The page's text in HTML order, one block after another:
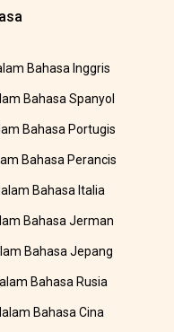
Bahasa Inggris
Bahasa Spanyol
Bahasa Portugis
Bahasa Perancis
Bahasa Italia
Bahasa Jerman
Bahasa Jepang
Bahasa Rusia
Bahasa Cina